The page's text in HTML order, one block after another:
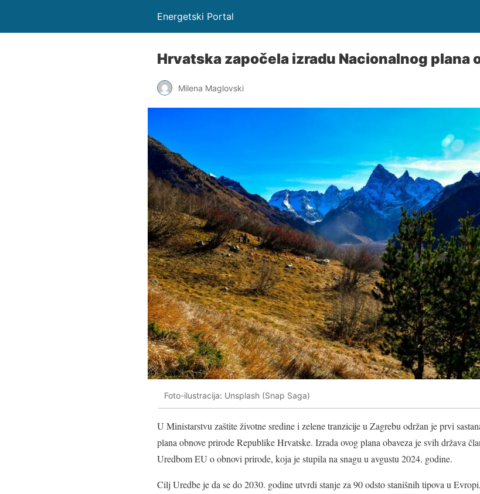
Energetski Portal
Hrvatska započela izradu Nacionalnog plana
Milena Maglovski
Foto-ilustracija: Unsplash (Snap Saga)
U Ministarstvu zaštite životne sredine i zelene tranzicije u Zagrebu održan je prvi
plana obnove prirode Republike Hrvatske. Izrada ovog plana obaveza je svih država
Uredbom EU o obnovi prirode, koja je stupila na snagu u avgustu 2024. godine.
Cilj Uredbe je da se do 2030. godine utvrdi stanje za 90 odsto stanišnih tipova u